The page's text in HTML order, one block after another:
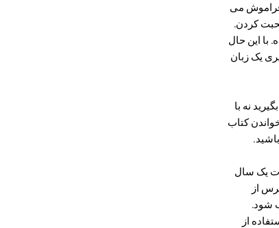
فراموش می
کردن.
با این حال
یک زبان
نه با
کتاب
یک سال
از
شود.
از